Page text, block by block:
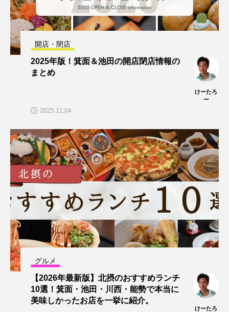
開店・閉店
2025年版！箕面＆池田の開店閉店情報の
まとめ
けーたろ
ー
2025.11.04
グルメ
【2026年最新版】北摂のおすすめランチ
10選！箕面・池田・川西・能勢で本当に
美味しかったお店を一挙に紹介。
けーたろ